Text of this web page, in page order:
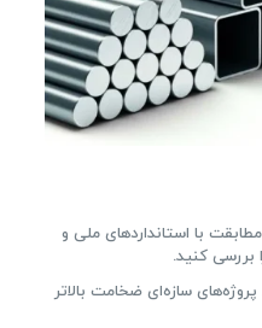
مطابقت با استانداردهای ملی و
پروژه‌های سازه‌ای ضخامت بالاتر